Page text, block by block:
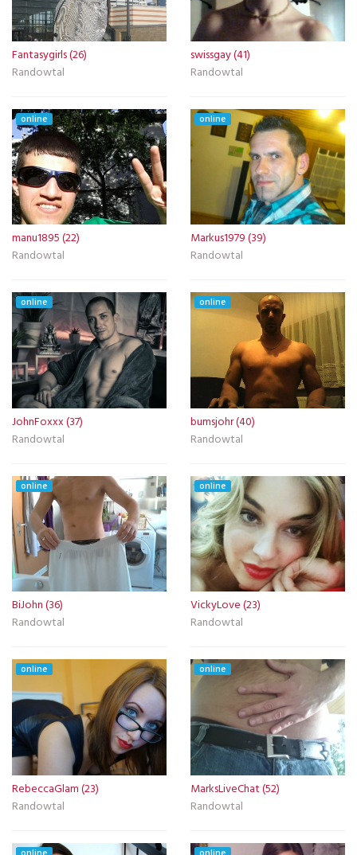
Fantasygirls (26)
Randowtal
swissgay (41)
Randowtal
online
manu1895 (22)
Randowtal
online
Markus1979 (39)
Randowtal
online
JohnFoxxx (37)
Randowtal
online
bumsjohr (40)
Randowtal
online
BiJohn (36)
Randowtal
online
VickyLove (23)
Randowtal
online
RebeccaGlam (23)
Randowtal
online
MarksLiveChat (52)
Randowtal
online online